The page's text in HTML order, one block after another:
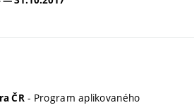
ČR - Program aplikovaného